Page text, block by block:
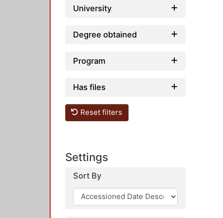
University
Degree obtained
Program
Has files
Reset filters
Settings
Sort By